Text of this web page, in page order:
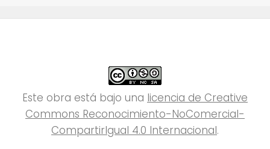
Este obra está bajo una licencia de Creative
Commons Reconocimiento-NoComercial-
CompartirIgual 4.0 Internacional.